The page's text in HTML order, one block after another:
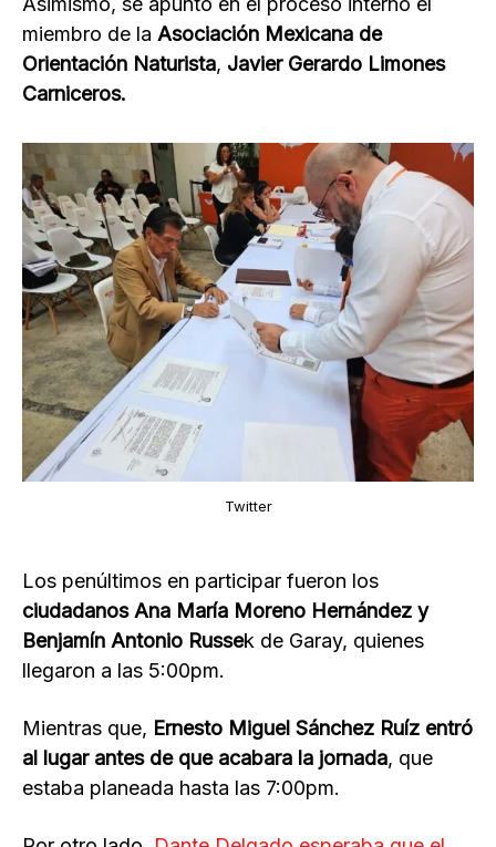
miembro de la Asociación Mexicana de
Orientación Naturista, Javier Gerardo Limones
Carniceros.
Twitter
Los penúltimos en participar fueron los
ciudadanos Ana María Moreno Hernández y
Benjamín Antonio Russek de Garay, quienes
llegaron a las 5:00pm.
Mientras que, Ernesto Miguel Sánchez Ruíz entró
al lugar antes de que acabara la jornada, que
estaba planeada hasta las 7:00pm.